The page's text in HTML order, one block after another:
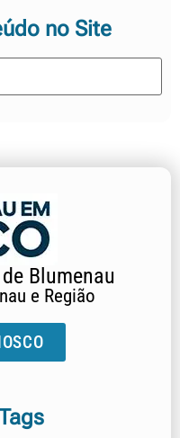
no Site
Blumenau
e Região